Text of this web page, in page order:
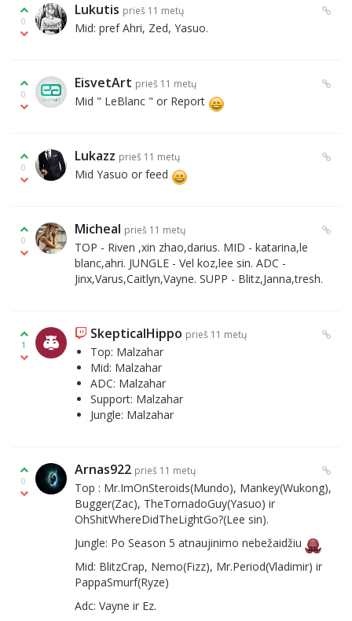
0
Lukutis prieš 11 metų
Mid: pref Ahri, Zed, Yasuo.
0
EisvetArt prieš 11 metų
Mid " LeBlanc " or Report
0
Lukazz prieš 11 metų
Mid Yasuo or feed
0
Micheal prieš 11 metų
TOP - Riven ,xin zhao,darius. MID - katarina,le
blanc,ahri. JUNGLE - Vel koz,lee sin. ADC -
Jinx,Varus,Caitlyn,Vayne. SUPP - Blitz,Janna,tresh.
1
SkepticalHippo prieš 11 metų
Top: Malzahar
Mid: Malzahar
ADC: Malzahar
Support: Malzahar
Jungle: Malzahar
0
Arnas922 prieš 11 metų
Top : Mr.ImOnSteroids(Mundo), Mankey(Wukong),
Bugger(Zac), TheTornadoGuy(Yasuo) ir
OhShitWhereDidTheLightGo?(Lee sin).
Jungle: Po Season 5 atnaujinimo nebežaidžiu
Mid: BlitzCrap, Nemo(Fizz), Mr.Period(Vladimir) ir
PappaSmurf(Ryze)
Adc: Vayne ir Ez.